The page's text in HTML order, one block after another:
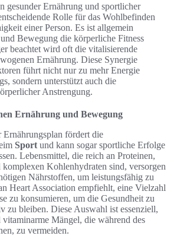
gesunder Ernährung und sportlicher
Rolle für das Wohlbefinden
einer Person. Es ist allgemein
und Bewegung die körperliche Fitness
beachtet wird oft die vitalisierende
Ernährung. Diese Synergie
führt nicht nur zu mehr Energie
sondern unterstützt auch die
Anstrengung.
Ernährung und Bewegung
Ernährungsplan fördert die
Sport und kann sogar sportliche Erfolge
Lebensmittel, die reich an Proteinen,
komplexen Kohlenhydraten sind, versorgen
Nährstoffen, um leistungsfähig zu
Heart Association empfiehlt, eine Vielzahl
zu konsumieren, um die Gesundheit zu
zu bleiben. Diese Auswahl ist essenziell,
Mängel, die während des
zu vermeiden.